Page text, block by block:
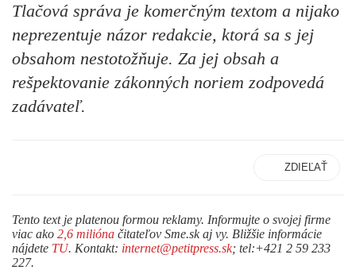
Tlačová správa je komerčným textom a nijako
neprezentuje názor redakcie, ktorá sa s jej
obsahom nestotožňuje. Za jej obsah a
rešpektovanie zákonných noriem zodpovedá
zadávateľ.
ZDIEĽAŤ
Tento text je platenou formou reklamy. Informujte o svojej firme
viac ako 2,6 milióna čitateľov Sme.sk aj vy. Bližšie informácie
nájdete TU. Kontakt: internet@petitpress.sk; tel:+421 2 59 233
227.